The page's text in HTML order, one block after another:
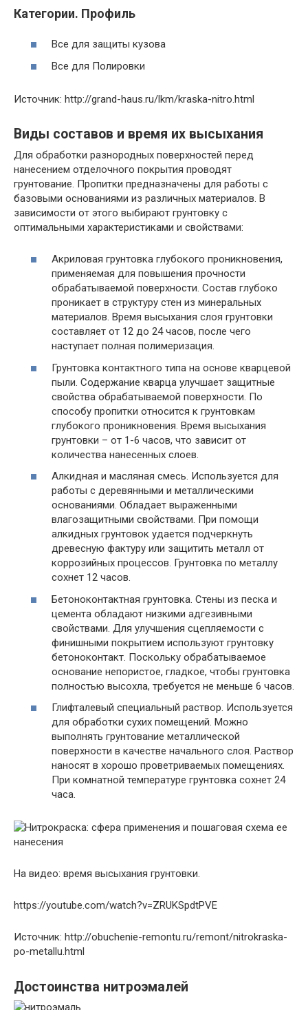
Категории. Профиль
Все для защиты кузова
Все для Полировки
Источник: http://grand-haus.ru/lkm/kraska-nitro.html
Виды составов и время их высыхания
Для обработки разнородных поверхностей перед
нанесением отделочного покрытия проводят
грунтование. Пропитки предназначены для работы с
базовыми основаниями из различных материалов. В
зависимости от этого выбирают грунтовку с
оптимальными характеристиками и свойствами:
Акриловая грунтовка глубокого проникновения,
применяемая для повышения прочности
обрабатываемой поверхности. Состав глубоко
проникает в структуру стен из минеральных
материалов. Время высыхания слоя грунтовки
составляет от 12 до 24 часов, после чего
наступает полная полимеризация.
Грунтовка контактного типа на основе кварцевой
пыли. Содержание кварца улучшает защитные
свойства обрабатываемой поверхности. По
способу пропитки относится к грунтовкам
глубокого проникновения. Время высыхания
грунтовки – от 1-6 часов, что зависит от
количества нанесенных слоев.
Алкидная и масляная смесь. Используется для
работы с деревянными и металлическими
основаниями. Обладает выраженными
влагозащитными свойствами. При помощи
алкидных грунтовок удается подчеркнуть
древесную фактуру или защитить металл от
коррозийных процессов. Грунтовка по металлу
сохнет 12 часов.
Бетоноконтактная грунтовка. Стены из песка и
цемента обладают низкими адгезивными
свойствами. Для улучшения сцепляемости с
финишными покрытием используют грунтовку
бетоноконтакт. Поскольку обрабатываемое
основание непористое, гладкое, чтобы грунтовка
полностью высохла, требуется не меньше 6 часов.
Глифталевый специальный раствор. Используется
для обработки сухих помещений. Можно
выполнять грунтование металлической
поверхности в качестве начального слоя. Раствор
наносят в хорошо проветриваемых помещениях.
При комнатной температуре грунтовка сохнет 24
часа.
На видео: время высыхания грунтовки.
https://youtube.com/watch?v=ZRUKSpdtPVE
Источник: http://obuchenie-remontu.ru/remont/nitrokraska-
po-metallu.html
Достоинства нитроэмалей